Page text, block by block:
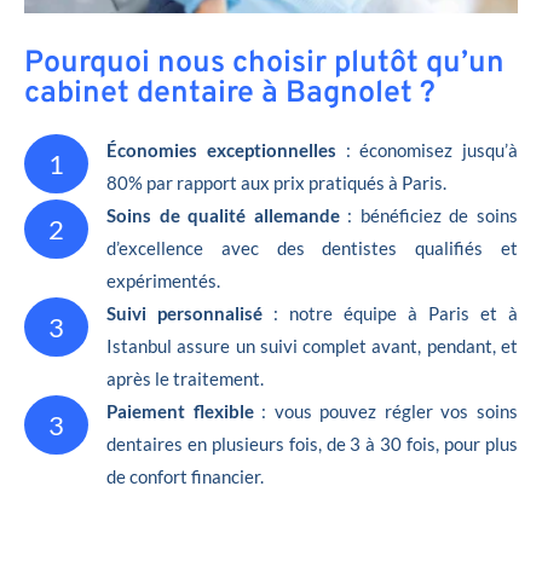
Pourquoi nous choisir plutôt qu’un
cabinet dentaire à Bagnolet ?
1 Économies exceptionnelles : économisez jusqu’à
80% par rapport aux prix pratiqués à Paris.
2 Soins de qualité allemande: bénéficiez de soins
d’excellence avec des dentistes qualifiés et
expérimentés.
3 Suivi personnalisé : notre équipe à Paris et à
Istanbul assure un suivi complet avant, pendant, et
après le traitement.
3 Paiement flexible: vous pouvez régler vos soins
dentaires en plusieurs fois, de 3 à 30 fois, pour plus
de confort financier.